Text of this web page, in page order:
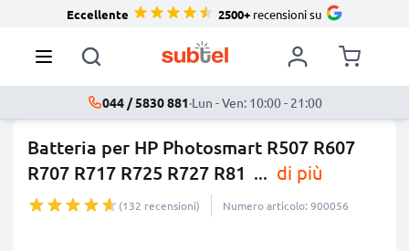
Eccellente 2500+recensioni su
044 / 5830 881·Lun - Ven: 10:00 - 21:00
Batteria per HP Photosmart R507 R607
R707 R717 R725 R727 R81 ... di più
(132 recensioni) Numero articolo: 900056